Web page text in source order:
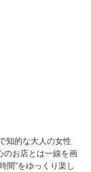
へ！歌って、飲ん
知的な大人の女性
のお店とは一線を画
間”をゆっくり楽し